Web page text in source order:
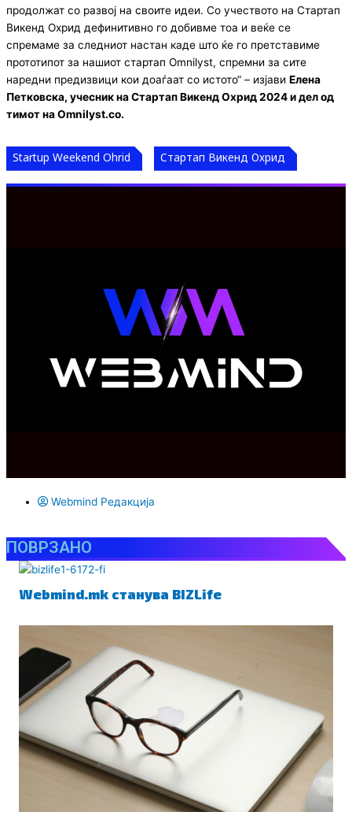
продолжат со развој на своите идеи. Со учеството на Стартап
Викенд Охрид дефинитивно го добивме тоа и веќе се
спремаме за следниот настан каде што ќе го претставиме
прототипот за нашиот стартап Omnilyst, спремни за сите
наредни предизвици кои доаѓаат со истото“ – изјави Елена
Петковска, учесник на Стартап Викенд Охрид 2024 и дел од
тимот на Omnilyst.co.
Startup Weekend Ohrid Стартап Викенд Охрид
Webmind Редакција
ПОВРЗАНО
Webmind.mk станува BIZLife